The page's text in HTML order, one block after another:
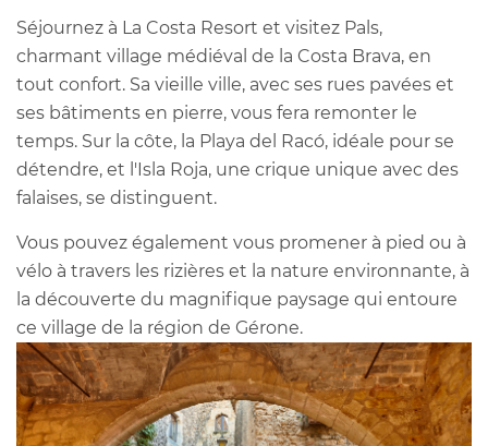
Séjournez à La Costa Resort et visitez Pals,
charmant village médiéval de la Costa Brava, en
tout confort. Sa vieille ville, avec ses rues pavées et
ses bâtiments en pierre, vous fera remonter le
temps. Sur la côte, la Playa del Racó, idéale pour se
détendre, et l'Isla Roja, une crique unique avec des
falaises, se distinguent.
Vous pouvez également vous promener à pied ou à
vélo à travers les rizières et la nature environnante, à
la découverte du magnifique paysage qui entoure
ce village de la région de Gérone.